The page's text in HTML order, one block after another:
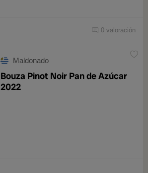
0 valoración
Maldonado
Bouza Pinot Noir Pan de Azúcar
2022